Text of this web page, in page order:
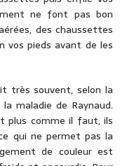
ne font pas bon
des chaussettes
vos pieds avant de les
très souvent, selon la
maladie de Raynaud.
plus comme il faut, ils
qui ne permet pas la
de couleur est